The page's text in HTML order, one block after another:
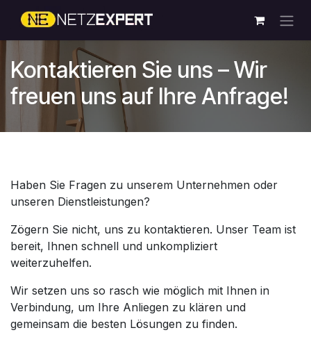
Zum Inhalt springen
Kontaktieren Sie uns – Wir
freuen uns auf Ihre Anfrage!
Haben Sie Fragen zu unserem Unternehmen oder
unseren Dienstleistungen?
Zögern Sie nicht, uns zu kontaktieren. Unser Team ist
bereit, Ihnen schnell und unkompliziert
weiterzuhelfen.
Wir setzen uns so rasch wie möglich mit Ihnen in
Verbindung, um Ihre Anliegen zu klären und
gemeinsam die besten Lösungen zu finden.